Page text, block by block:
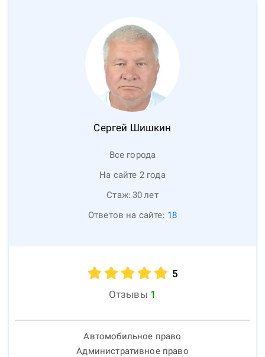
Сергей Шишкин
Все города
На сайте 2 года
Стаж: 30лет
Ответов на сайте: 18
5
Отзывы 1
Автомобильное право
Административное право